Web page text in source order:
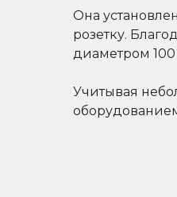
Она
розетку.
диаметром
Учитывая